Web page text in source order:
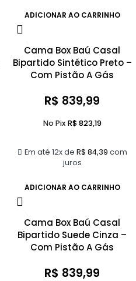
ADICIONAR AO CARRINHO
Cama Box Baú Casal
Bipartido Sintético Preto –
Com Pistão A Gás
R$ 839,99
Em até 12x de R$ 84,39 com
juros
No Pix R$823,19
ADICIONAR AO CARRINHO
Cama Box Baú Casal
Bipartido Suede Cinza –
Com Pistão A Gás
R$ 839,99